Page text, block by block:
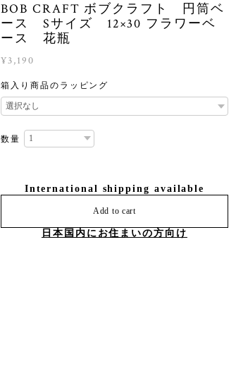
BOB CRAFT ボブクラフト 円筒ベ
ース Sサイズ 12×30 フラワーベ
ース 花瓶
¥3,190
箱入り商品のラッピング
数量
International shipping available
Add to cart
日本国内にお住まいの方向け